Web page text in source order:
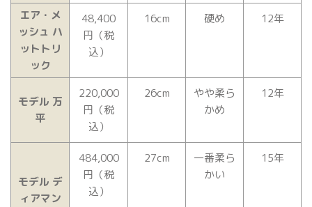
エア・メ
ッシュ ハ
ットトリ
ック
48,400
円（税
込）
16cm 硬め 12年
モデル 万
平
220,000
円（税
込）
26cm
やや柔ら
かめ
12年
モデル デ
ィアマン
484,000
円（税
込）
27cm
一番柔ら
かい
15年